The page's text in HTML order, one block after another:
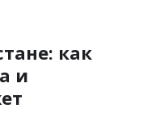
как
и